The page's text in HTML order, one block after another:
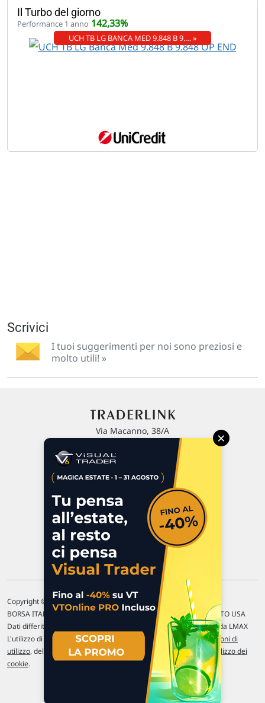
Il Turbo del giorno
Performance 1 anno 142,33%
UCH TB LG BANCA MED 9.848 B 9.… »
Scrivici
I tuoi suggerimenti per noi sono preziosi e
molto utili! »
Via Macanno, 38/A
P.IVA 02 452 460 401
Commenti e segnalazioni
Contattaci
Copyright © 1996-2026 Traderlink Italia s.r.l.
BORSA ITALIANA Quotazioni di borsa differite di 15 min. / MERCATO USA
Dati differiti di 15 min. (fonte Intrinio) / FOREX Quotazioni fornite da LMAX
L'utilizzo di questo sito implica l'accettazione delle nostre Condizioni di
utilizzo, del Disclaimer MAR, dellePolitiche sulla privacye dell' Utilizzo dei
cookie.
×